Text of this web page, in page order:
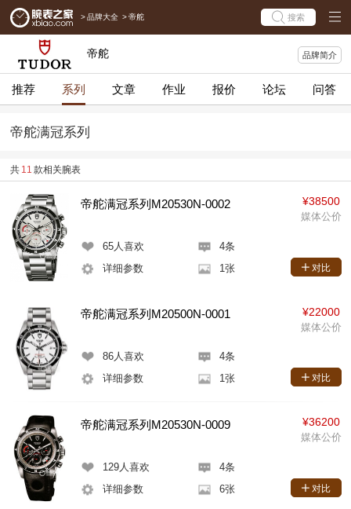
> 品牌大全 > 帝舵 搜索
帝舵 品牌简介
推荐 系列 文章 作业 报价 论坛 问答
帝舵满冠系列
共 11 款相关腕表
帝舵满冠系列M20530N-0002
65人喜欢
4条
详细参数
1张
¥38500
媒体公价
对比
帝舵满冠系列M20500N-0001
86人喜欢
4条
详细参数
1张
¥22000
媒体公价
对比
帝舵满冠系列M20530N-0009
129人喜欢
4条
详细参数
6张
¥36200
媒体公价
对比